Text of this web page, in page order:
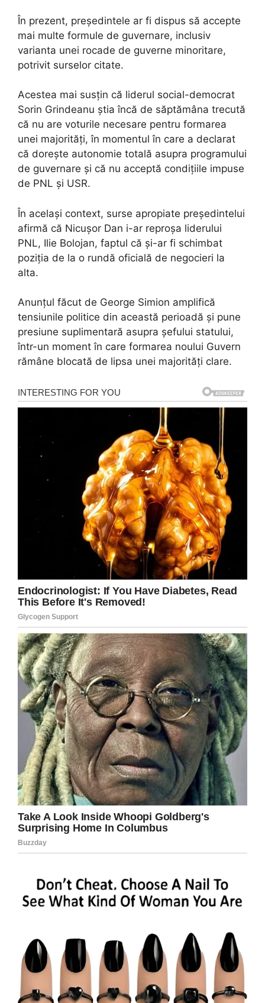
În prezent, președintele ar fi dispus să accepte
mai multe formule de guvernare, inclusiv
varianta unei rocade de guverne minoritare,
potrivit surselor citate.
Acestea mai susțin că liderul social-democrat
Sorin Grindeanu știa încă de săptămâna trecută
că nu are voturile necesare pentru formarea
unei majorități, în momentul în care a declarat
că dorește autonomie totală asupra programului
de guvernare și că nu acceptă condițiile impuse
de PNL și USR.
În același context, surse apropiate președintelui
afirmă că Nicușor Dan i-ar reproșa liderului
PNL, Ilie Bolojan, faptul că și-ar fi schimbat
poziția de la o rundă oficială de negocieri la
alta.
Anunțul făcut de George Simion amplifică
tensiunile politice din această perioadă și pune
presiune suplimentară asupra șefului statului,
într-un moment în care formarea noului Guvern
rămâne blocată de lipsa unei majorități clare.